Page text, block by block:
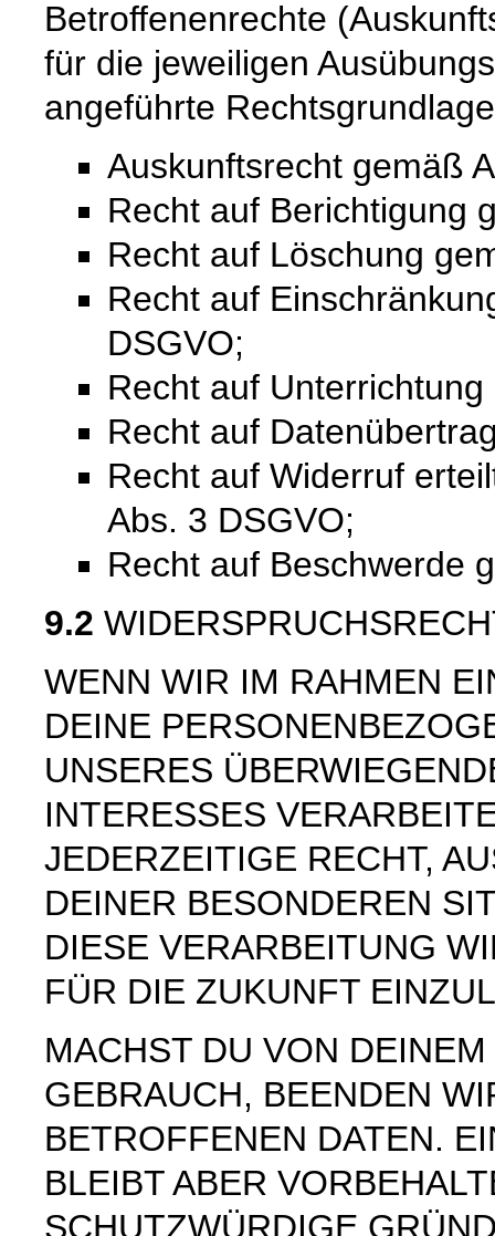
Betroffenenrechte
für die jeweiligen
angeführte
Auskunftsrecht gemäß
Recht auf Berichtigung
Recht auf Löschung
Recht auf
DSGVO;
Recht auf
Recht auf
Recht auf Widerruf
Abs. 3 DSGVO;
Recht auf Beschwerde
9.2
WENN WIR IM RAHMEN
DEINE
UNSERES
INTERESSES
JEDERZEITIGE RECHT,
DEINER BESONDEREN
DIESE VERARBEITUNG
FÜR DIE ZUKUNFT
MACHST DU VON
GEBRAUCH, BEENDEN
BETROFFENEN DATEN.
BLEIBT ABER
SCHUTZWÜRDIGE